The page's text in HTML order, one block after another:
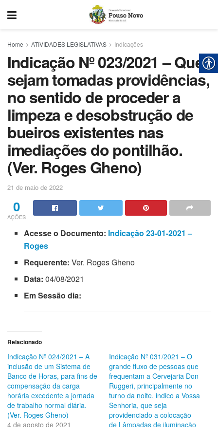
Home ATIVIDADES LEGISLATIVAS Indicações
Indicação Nº 023/2021 – Que
sejam tomadas providências,
no sentido de proceder a
limpeza e desobstrução de
bueiros existentes nas
imediações do pontilhão.
(Ver. Roges Gheno)
21 de maio de 2022
0
AÇÕES
Acesse o Documento: Indicação 23-01-2021 –
Roges
Requerente: Ver. Roges Gheno
Data: 04/08/2021
Em Sessão dia:
Relacionado
Indicação Nº 024/2021 – A
inclusão de um Sistema de
Banco de Horas, para fins de
compensação da carga
horária excedente a jornada
de trabalho normal diária.
(Ver. Roges Gheno)
4 de agosto de 2021
Indicação Nº 031/2021 – O
grande fluxo de pessoas que
frequentam a Cervejaria Don
Ruggeri, principalmente no
turno da noite, indico a Vossa
Senhoria, que seja
providenciado a colocação
de Lâmpadas de iluminação